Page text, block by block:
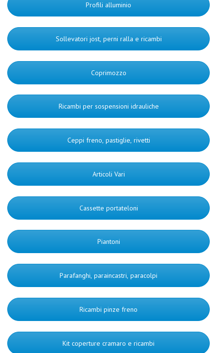
Profili alluminio
Sollevatori jost, perni ralla e ricambi
Coprimozzo
Ricambi per sospensioni idrauliche
Ceppi freno, pastiglie, rivetti
Articoli Vari
Cassette portateloni
Piantoni
Parafanghi, paraincastri, paracolpi
Ricambi pinze freno
Kit coperture cramaro e ricambi